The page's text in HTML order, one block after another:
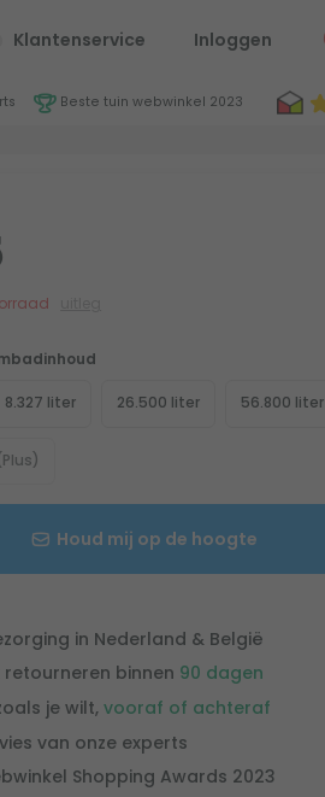
Klantenservice Inloggen
Beste tuin webwinkel 2023
8.327 liter 26.500 liter 56.800 liter
Houd mij op de hoogte
in Nederland & België
retourneren binnen 90 dagen
je wilt,vooraf of achteraf
van onze experts
Shopping Awards 2023